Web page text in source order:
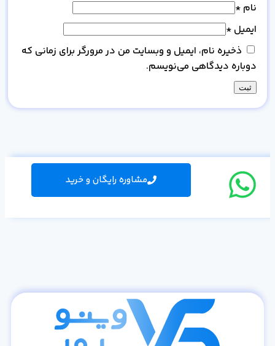
نام *
ایمیل *
ذخیره نام، ایمیل و وبسایت من در مرورگر برای زمانی که
دوباره دیدگاهی می‌نویسم.
مشاوره رایگان و خرید